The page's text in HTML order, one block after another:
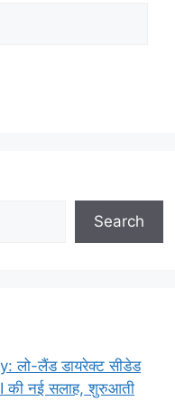
Search
लो-लैंड डायरेक्ट सीडेड
की नई सलाह, शुरुआती